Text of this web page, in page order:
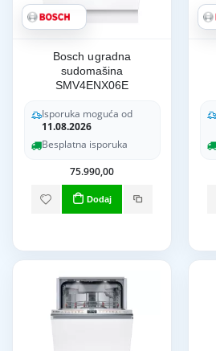
Bosch ugradna
sudomašina
SMV4ENX06E
Isporuka moguća od
11.08.2026
Besplatna isporuka
75.990,00
Dodaj